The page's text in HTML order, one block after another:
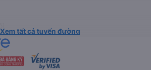
Xem tất cả tuyến đường